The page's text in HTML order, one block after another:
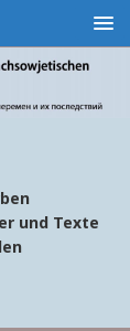
und Texte